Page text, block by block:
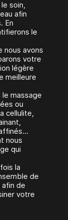
soin,
afin
En
le
nous avons
votre
légère
meilleure
le massage
ou
cellulite,
nous
qui
la
de
de
votre